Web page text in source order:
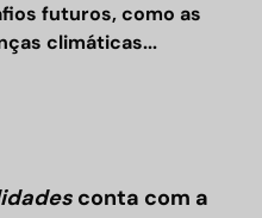
futuros, como as
climáticas...
conta com a